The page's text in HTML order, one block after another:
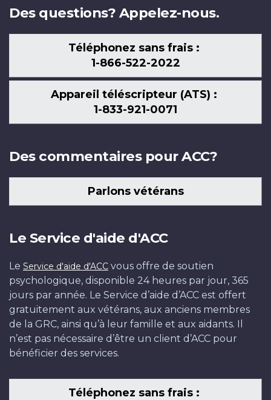
Des questions? Appelez-nous.
Téléphonez sans frais :
1-866-522-2022
Appareil téléscripteur (ATS) :
1-833-921-0071
Des commentaires pour ACC?
Parlons vétérans
Le Service d'aide d'ACC
Le Service d'aide d'ACC vous offre de soutien
psychologique, disponible 24 heures par jour, 365
jours par année. Le Service d’aide d’ACC est offert
gratuitement aux vétérans, aux anciens membres
de la GRC, ainsi qu’à leur famille et aux aidants. Il
n’est pas nécessaire d’être un client d’ACC pour
bénéficier des services.
Téléphonez sans frais :